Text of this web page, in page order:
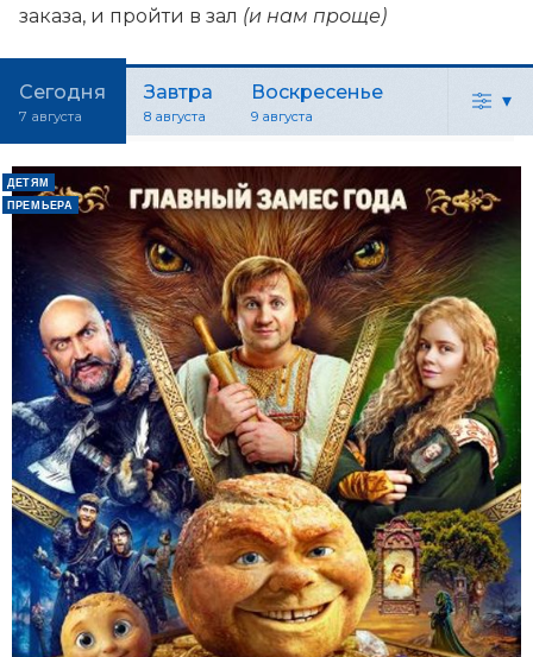
заказа, и пройти в зал (и нам проще)
Сегодня
7 августа
Завтра
8 августа
Воскресенье
9 августа
▾
ДЕТЯМ
ПРЕМЬЕРА